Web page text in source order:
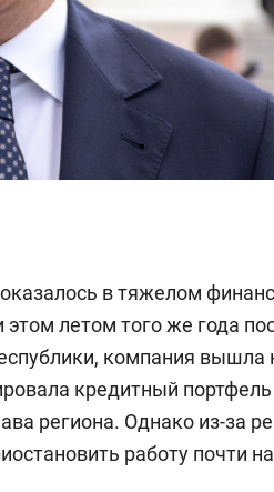
в тяжелом
летом того же года
компания вышла
кредитный портфель
региона. Однако из-за
работу почти